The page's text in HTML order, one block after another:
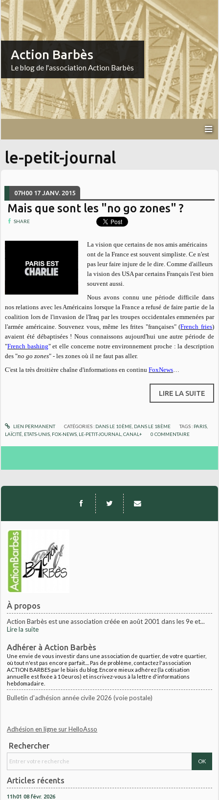
À propos
Action Barbès est une association créée en août 2001 dans les 9e et...
Lire la suite
Adhérer à Action Barbès
Une envie de vous investir dans une association de quartier, de votre quartier,
où tout n'est pas encore parfait.... Pas de problème, contactez l'association
ACTION BARBES par le biais du blog. Encore mieux adhérez (la cotisation
annuelle est fixée à 10euros) et inscrivez-vous à la lettre d'informations
hebdomadaire.
Bulletin d'adhésion année civile 2026 (voie postale)
Adhésion en ligne sur HelloAsso
Rechercher
Articles récents
11h01 08 févr. 2026
Action Barbès
Le blog de l'association Action Barbès
le-petit-journal
07H00 17 JANV. 2015
Mais que sont les "no go zones" ?
SHARE
La vision que certains de nos amis américains
ont de la France est souvent simpliste. Ce n'est
pas leur faire injure de le dire. Comme d'ailleurs
la vision des USA par certains Français l'est bien
souvent aussi.
Nous avons connu une période difficile dans
nos relations avec les Américains lorsque la France a refusé de faire partie de la
coalition lors de l'invasion de l'Iraq par les troupes occidentales emmenées par
l'armée américaine. Souvenez vous, même les frites "françaises" (French fries)
avaient été débaptisées ! Nous connaissons aujourd'hui une autre période de
"French bashing" et elle concerne notre environnement proche : la description
des "no go zones" - les zones où il ne faut pas aller.
C'est la très droitière chaîne d'informations en continuFoxNews…
LIRE LA SUITE
LIEN PERMANENT CATÉGORIES : DANS LE 10ÈME, DANS LE 18ÈME TAGS : PARIS,
LAÏCITÉ, ETATS-UNIS, FOX-NEWS, LE-PETIT-JOURNAL,CANAL+ 0 COMMENTAIRE